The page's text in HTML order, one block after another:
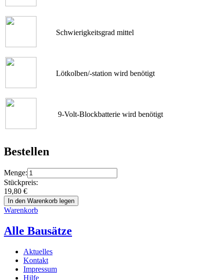
Schwierigkeitsgrad mittel
Lötkolben/-station wird benötigt
9-Volt-Blockbatterie wird benötigt
Bestellen
Menge:
Stückpreis:
19,80 €
In den Warenkorb legen
Warenkorb
Alle Bausätze
Aktuelles
Kontakt
Impressum
Hilfe